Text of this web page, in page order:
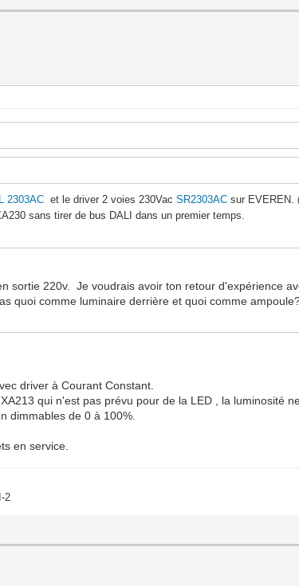
2303AC et le driver 2 voies 230VacSR2303AC sur EVEREN.
sans tirer de bus DALI dans un premier temps.
sortie 220v. Je voudrais avoir ton retour d'expérience
quoi comme luminaire derrière et quoi comme
driver à Courant Constant.
qui n'est pas prévu pour de la LED , la luminosité
dimmables de 0 à 100%.
en service.
2